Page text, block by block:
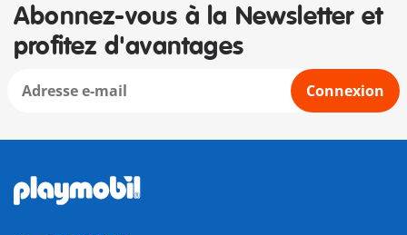
Abonnez-vous à la Newsletter et
profitez d'avantages
Connexion